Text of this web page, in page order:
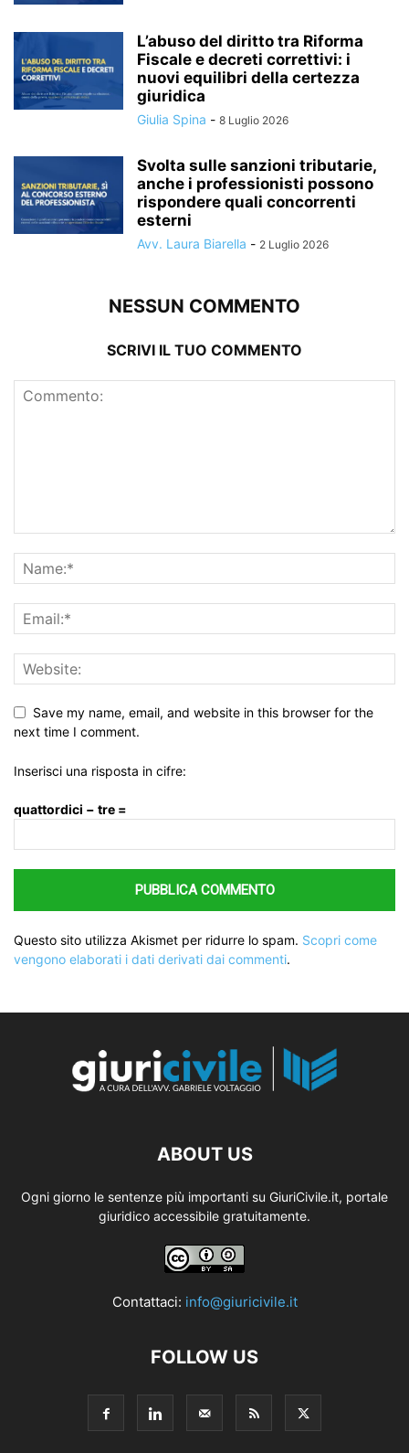
L’abuso del diritto tra Riforma
Fiscale e decreti correttivi: i
nuovi equilibri della certezza
giuridica
Giulia Spina - 8 Luglio 2026
Svolta sulle sanzioni tributarie,
anche i professionisti possono
rispondere quali concorrenti
esterni
Avv. Laura Biarella - 2 Luglio 2026
NESSUN COMMENTO
SCRIVI IL TUO COMMENTO
Save my name, email, and website in this browser for the
next time I comment.
Inserisci una risposta in cifre:
quattordici − tre =
Questo sito utilizza Akismet per ridurre lo spam. Scopri come
vengono elaborati i dati derivati dai commenti.
ABOUT US
Ogni giorno le sentenze più importanti su GiuriCivile.it, portale
giuridico accessibile gratuitamente.
Contattaci: info@giuricivile.it
FOLLOW US